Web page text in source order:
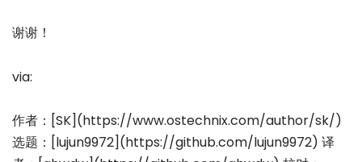
谢谢！
via:
作者：[SK](https://www.ostechnix.com/author/sk/)
选题：[lujun9972](https://github.com/lujun9972) 译